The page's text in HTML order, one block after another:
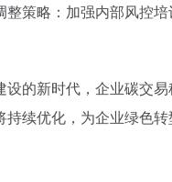
整策略：加强内部风控
的新时代，企业碳交
续优化，为企业绿色转